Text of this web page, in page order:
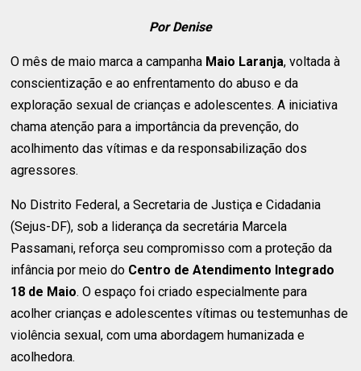
Por Denise
O mês de maio marca a campanha Maio Laranja, voltada à
conscientização e ao enfrentamento do abuso e da
exploração sexual de crianças e adolescentes. A iniciativa
chama atenção para a importância da prevenção, do
acolhimento das vítimas e da responsabilização dos
agressores.
No Distrito Federal, a Secretaria de Justiça e Cidadania
(Sejus-DF), sob a liderança da secretária Marcela
Passamani, reforça seu compromisso com a proteção da
infância por meio do Centro de Atendimento Integrado
18 de Maio. O espaço foi criado especialmente para
acolher crianças e adolescentes vítimas ou testemunhas de
violência sexual, com uma abordagem humanizada e
acolhedora.